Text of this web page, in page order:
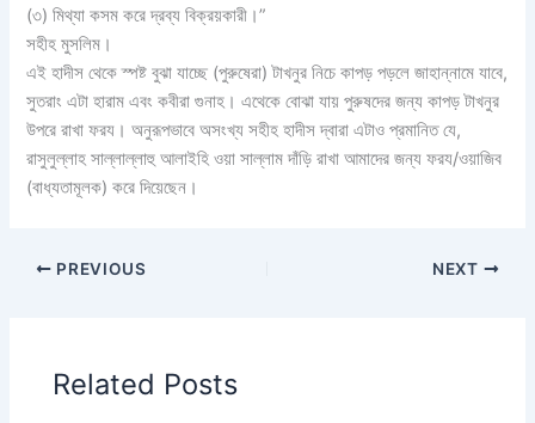
(৩) মিথ্যা কসম করে দ্রব্য বিক্রয়কারী।”
সহীহ মুসলিম।
এই হাদীস থেকে স্পষ্ট বুঝা যাচ্ছে (পুরুষেরা) টাখনুর নিচে কাপড় পড়লে জাহান্নামে যাবে,
সুতরাং এটা হারাম এবং কবীরা গুনাহ। এথেকে বোঝা যায় পুরুষদের জন্য কাপড় টাখনুর
উপরে রাখা ফরয। অনুরূপভাবে অসংখ্য সহীহ হাদীস দ্বারা এটাও প্রমানিত যে,
রাসুলুল্লাহ সাল্লাল্লাহু আলাইহি ওয়া সাল্লাম দাঁড়ি রাখা আমাদের জন্য ফরয/ওয়াজিব
(বাধ্যতামূলক) করে দিয়েছেন।
PREVIOUS NEXT
Related Posts